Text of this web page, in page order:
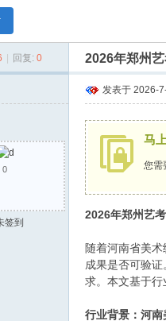
回复: 0 2026年郑州
0
签到
发表于 2026-
马
您需
2026年郑州艺
随着河南省美
成果是否可验
求。本文基于行
行业背景：河